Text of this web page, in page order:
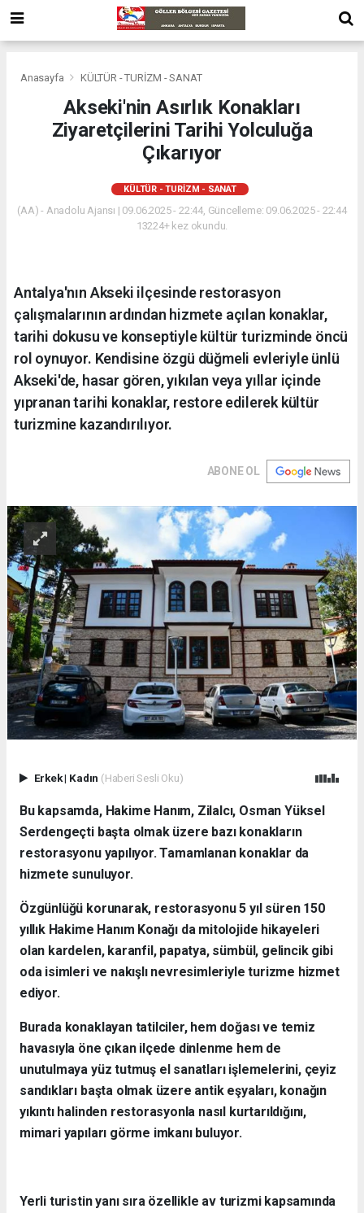
Anasayfa KÜLTÜR - TURİZM - SANAT
Akseki'nin Asırlık Konakları
Ziyaretçilerini Tarihi Yolculuğa
Çıkarıyor
KÜLTÜR - TURİZM - SANAT
(AA) - Anadolu Ajansı | 09.06.2025 - 22:44, Güncelleme: 09.06.2025 - 22:44
13224+ kez okundu.
Antalya'nın Akseki ilçesinde restorasyon
çalışmalarının ardından hizmete açılan konaklar,
tarihi dokusu ve konseptiyle kültür turizminde öncü
rol oynuyor. Kendisine özgü düğmeli evleriyle ünlü
Akseki'de, hasar gören, yıkılan veya yıllar içinde
yıpranan tarihi konaklar, restore edilerek kültür
turizmine kazandırılıyor.
ABONE OL
Erkek| Kadın (Haberi Sesli Oku)
Bu kapsamda, Hakime Hanım, Zilalcı, Osman Yüksel
Serdengeçti başta olmak üzere bazı konakların
restorasyonu yapılıyor. Tamamlanan konaklar da
hizmete sunuluyor.
Özgünlüğü korunarak, restorasyonu 5 yıl süren 150
yıllık Hakime Hanım Konağı da mitolojide hikayeleri
olan kardelen, karanfil, papatya, sümbül, gelincik gibi
oda isimleri ve nakışlı nevresimleriyle turizme hizmet
ediyor.
Burada konaklayan tatilciler, hem doğası ve temiz
havasıyla öne çıkan ilçede dinlenme hem de
unutulmaya yüz tutmuş el sanatları işlemelerini, çeyiz
sandıkları başta olmak üzere antik eşyaları, konağın
yıkıntı halinden restorasyonla nasıl kurtarıldığını,
mimari yapıları görme imkanı buluyor.
Yerli turistin yanı sıra özellikle av turizmi kapsamında